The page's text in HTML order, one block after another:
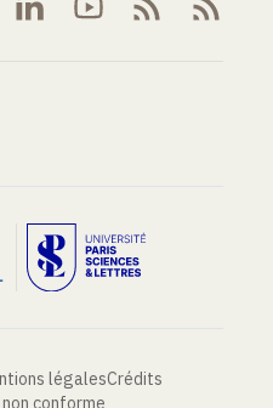
légalesCrédits
conforme